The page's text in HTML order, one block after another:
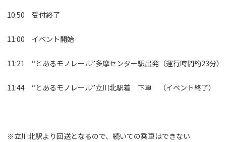
10:50 受付終了
11:00 イベント開始
11:21 “とあるモノレール”多摩センター駅出発（運行時間約23分）
11:44 “とあるモノレール”立川北駅着 下車 （イベント終了）
※立川北駅より回送となるので、続いての乗車はできない